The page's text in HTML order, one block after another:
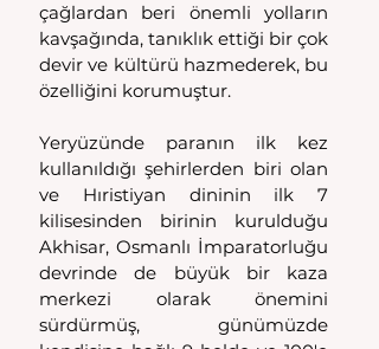
çağlardan beri önemli yolların
kavşağında, tanıklık ettiği bir çok
devir ve kültürü hazmederek, bu
özelliğini korumuştur.
Yeryüzünde paranın ilk kez
kullanıldığı şehirlerden biri olan
ve Hıristiyan dininin ilk 7
kilisesinden birinin kurulduğu
Akhisar, Osmanlı İmparatorluğu
devrinde de büyük bir kaza
merkezi olarak önemini
sürdürmüş, günümüzde